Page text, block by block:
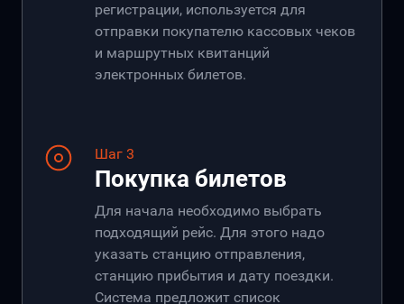
регистрации, используется для
отправки покупателю кассовых чеков
и маршрутных квитанций
электронных билетов.
Шаг 3
Покупка билетов
Для начала необходимо выбрать
подходящий рейс. Для этого надо
указать станцию отправления,
станцию прибытия и дату поездки.
Система предложит список